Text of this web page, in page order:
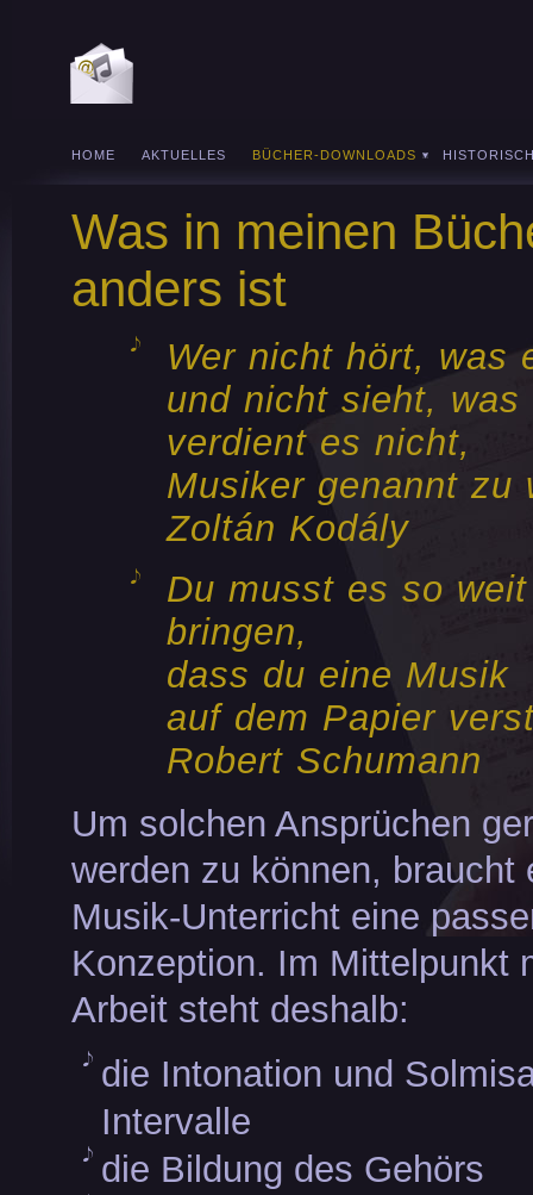
HOME AKTUELLES BÜCHER-DOWNLOADS
Was in meinen
anders ist
Wer nicht hört, was
und nicht sieht, was
verdient es nicht,
Musiker genannt zu
Zoltán Kodály
Du musst es so weit
bringen,
dass du eine Musik
auf dem Papier
Robert Schumann
Um solchen Ansprüchen
werden zu können, braucht
Musik-Unterricht eine
Konzeption. Im Mittelpunkt
Arbeit steht deshalb:
die Intonation und
Intervalle
die Bildung des Gehörs